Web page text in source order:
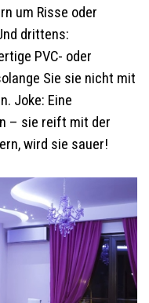
um Risse oder
drittens:
PVC- oder
Sie sie nicht mit
Joke: Eine
– sie reift mit der
wird sie sauer!